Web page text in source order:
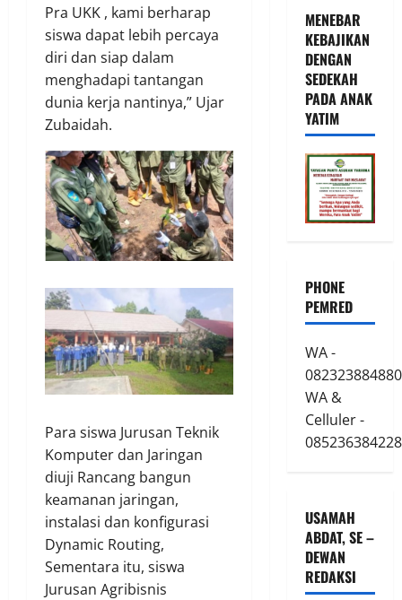
Pra UKK , kami berharap
siswa dapat lebih percaya
diri dan siap dalam
menghadapi tantangan
dunia kerja nantinya,” Ujar
Zubaidah.
Para siswa Jurusan Teknik
Komputer dan Jaringan
diuji Rancang bangun
keamanan jaringan,
instalasi dan konfigurasi
Dynamic Routing,
Sementara itu, siswa
Jurusan Agribisnis
MENEBAR
KEBAJIKAN
DENGAN
SEDEKAH
PADA ANAK
YATIM
PHONE
PEMRED
WA -
082323884880
WA &
Celluler -
085236384228
USAMAH
ABDAT, SE –
DEWAN
REDAKSI